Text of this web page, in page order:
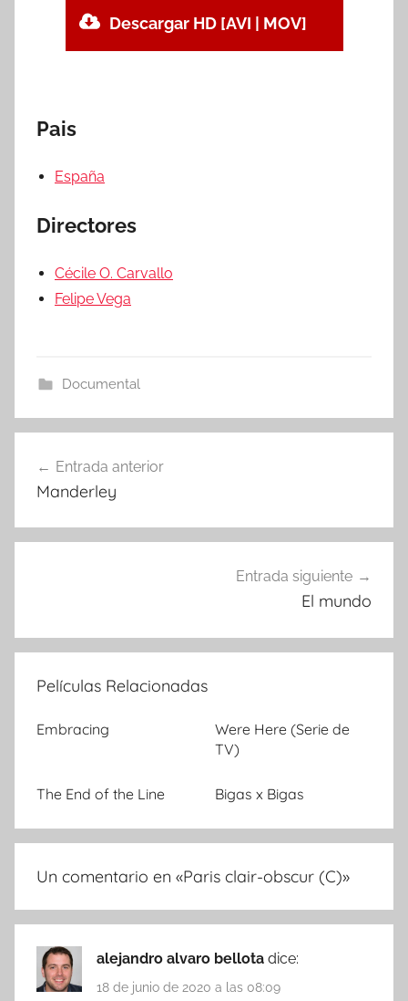
Descargar HD [AVI | MOV]
Pais
España
Directores
Cécile O. Carvallo
Felipe Vega
Documental
Navegación
de
entradas
Entrada anterior
Manderley
Entrada siguiente
El mundo
Películas Relacionadas
Embracing
Were Here (Serie de
TV)
The End of the Line Bigas x Bigas
Un comentario en «Paris clair-obscur (C)»
alejandro alvaro bellota dice:
18 de junio de 2020 a las 08:09